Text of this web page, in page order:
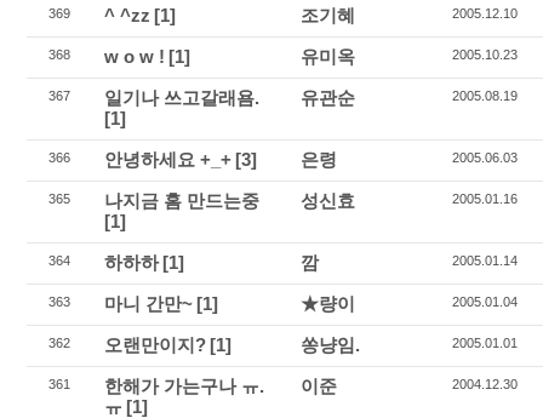
369 ^ ^zz [1] 조기혜 2005.12.10
368 w o w ! [1] 유미옥 2005.10.23
367
일기나 쓰고갈래욤.
[1]
유관순 2005.08.19
366 안녕하세요 +_+ [3] 은령 2005.06.03
365
나지금 홈 만드는중
[1]
성신효 2005.01.16
364 하하하[1] 깜 2005.01.14
363 마니 간만~ [1] ★량이 2005.01.04
362 오랜만이지? [1] 쏭냥임. 2005.01.01
361
한해가 가는구나 ㅠ.
ㅠ [1]
이준 2004.12.30